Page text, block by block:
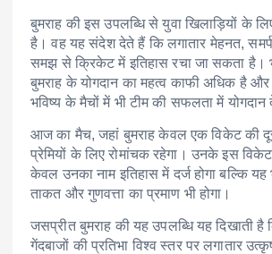
बुमराह की इस उपलब्धि से युवा खिलाड़ियों के
है। वह यह संदेश देते हैं कि लगातार मेहनत,
समझ से क्रिकेट में इतिहास रचा जा सकता है।
बुमराह के योगदान का महत्व काफी अधिक है और
भविष्य के मैचों में भी टीम की सफलता में योगदान
आज का मैच, जहां बुमराह केवल एक विकेट की
प्रेमियों के लिए रोमांचक रहेगा। उनके इस
केवल उनका नाम इतिहास में दर्ज होगा बल्कि यह
ताकत और गुणवत्ता का प्रमाण भी होगा।
जसप्रीत बुमराह की यह उपलब्धि यह दिखाती है
गेंदबाजों की प्रतिभा विश्व स्तर पर लगातार